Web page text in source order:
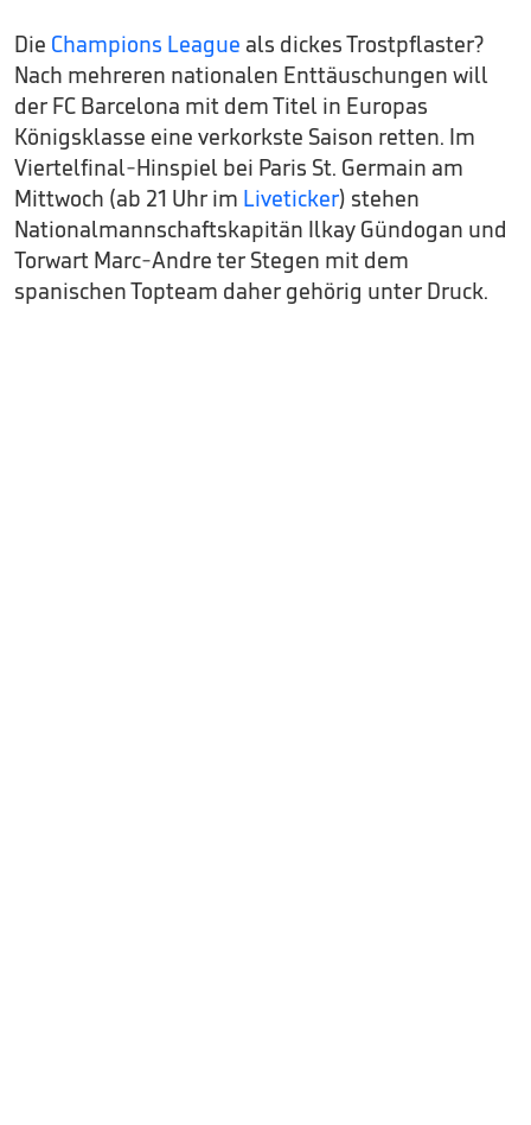
Die Champions League als dickes Trostpflaster?
Nach mehreren nationalen Enttäuschungen will
der FC Barcelona mit dem Titel in Europas
Königsklasse eine verkorkste Saison retten. Im
Viertelfinal-Hinspiel bei Paris St. Germain am
Mittwoch (ab 21 Uhr im Liveticker) stehen
Nationalmannschaftskapitän Ilkay Gündogan und
Torwart Marc-Andre ter Stegen mit dem
spanischen Topteam daher gehörig unter Druck.